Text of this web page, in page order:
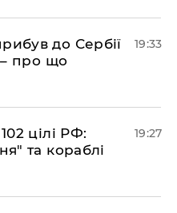
до Сербії
– про що
19:33
цілі РФ:
та кораблі
19:27